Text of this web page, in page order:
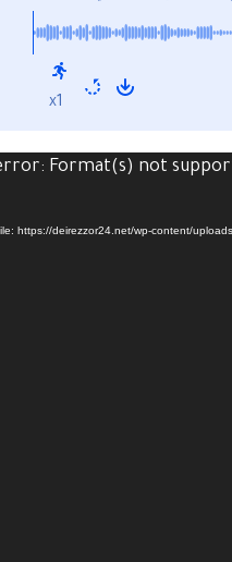
x1
Format(s) not
https://deirezzor24.net/wp-content/